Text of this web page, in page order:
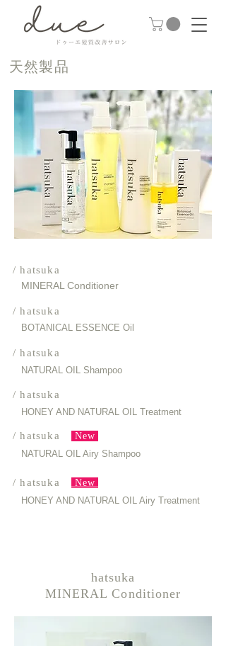
​天然製品
/hatsuka
MINERAL Conditioner
/ hatsuka
BOTANICAL ESSENCE Oil
/ hatsuka
NATURAL OIL Shampoo
/ hatsuka
HONEY AND NATURAL OIL Treatment
/ hatsuka
New
NATURAL OIL Airy Shampoo
/ hatsuka
New
HONEY AND NATURAL OIL Airy Treatment
hatsuka
MINERAL Conditioner